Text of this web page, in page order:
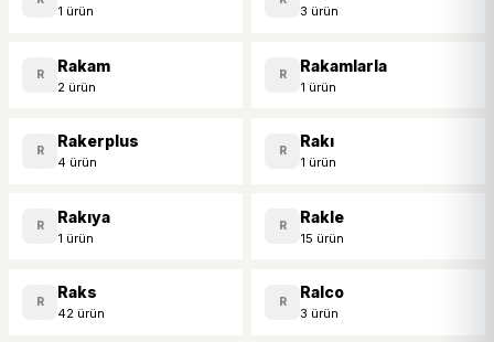
1 ürün 3 ürün
R Rakam
2 ürün
R Rakamlarla
1 ürün
R Rakerplus
4 ürün
R Rakı
1 ürün
R Rakıya
1 ürün
R Rakle
15 ürün
R Raks
42 ürün
R Ralco
3 ürün